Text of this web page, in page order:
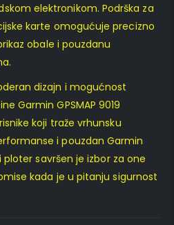
elektronikom. Podrška za
karte omogućuje precizno
obale i pouzdanu
dizajn i mogućnost
Garmin GPSMAP 9019
koji traže vrhunsku
i pouzdan Garmin
savršen je izbor za one
kada je u pitanju sigurnost